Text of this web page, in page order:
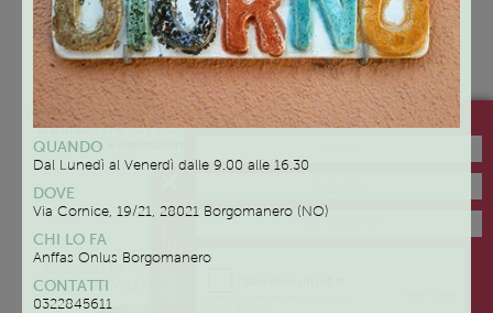
QUANDO
Dal Lunedì al Venerdì dalle 9.00 alle 16.30
DOVE
Via Cornice, 19/21, 28021 Borgomanero (NO)
CHI LO FA
Anffas Onlus Borgomanero
CONTATTI
0322845611
Presso spazi adeguati allo
svolgimento delle attività proposte
ai bambini che i tre Enti hanno
messo a disposizione.
Gli incontri si svolgeranno una
volta alla settimana dopo le
16.30. I giorni verranno
disponibilità dei genitori.
Arona – Via Usellini, 11
SERVIZIO DI MEDIAZIONE
FAMILIARE NEWSLETTER
Iscriviti alla newsletter di Family Like